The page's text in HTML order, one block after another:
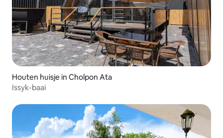
Houten huisje in Cholpon Ata
Issyk-baai